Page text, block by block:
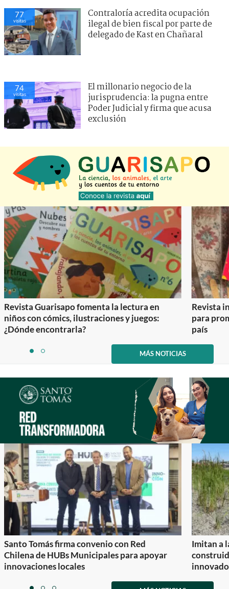
77
visitas
Contraloría acredita ocupación
ilegal de bien fiscal por parte de
delegado de Kast en Chañaral
74
visitas
El millonario negocio de la
jurisprudencia: la pugna entre
Poder Judicial y firma que acusa
exclusión
Revista Guarisapo fomenta la lectura en
niños con cómics, ilustraciones y juegos:
¿Dónde encontrarla?
Revista
para
país
itemitem
2
MÁS NOTICIAS
Santo Tomás firma convenio con Red
Chilena de HUBs Municipales para apoyar
innovaciones locales
Imitan a